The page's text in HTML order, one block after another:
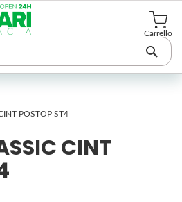
Carrello
Cerca
POSTOP ST4
CINT